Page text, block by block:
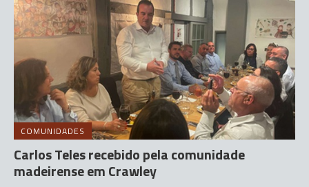
COMUNIDADES
Carlos Teles recebido pela comunidade
madeirense em Crawley